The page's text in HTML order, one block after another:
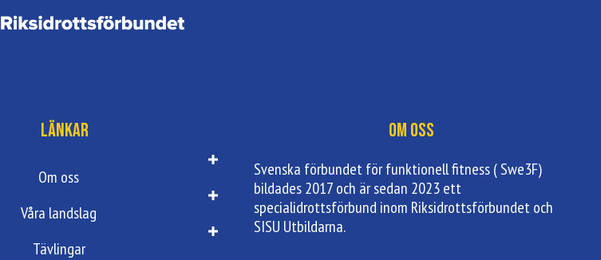
Länkar
Om oss
Våra landslag
Tävlingar
Om oss
Svenska förbundet för funktionell fitness ( Swe3F)
bildades 2017 och är sedan 2023 ett
specialidrottsförbund inom Riksidrottsförbundet och
SISU Utbildarna.